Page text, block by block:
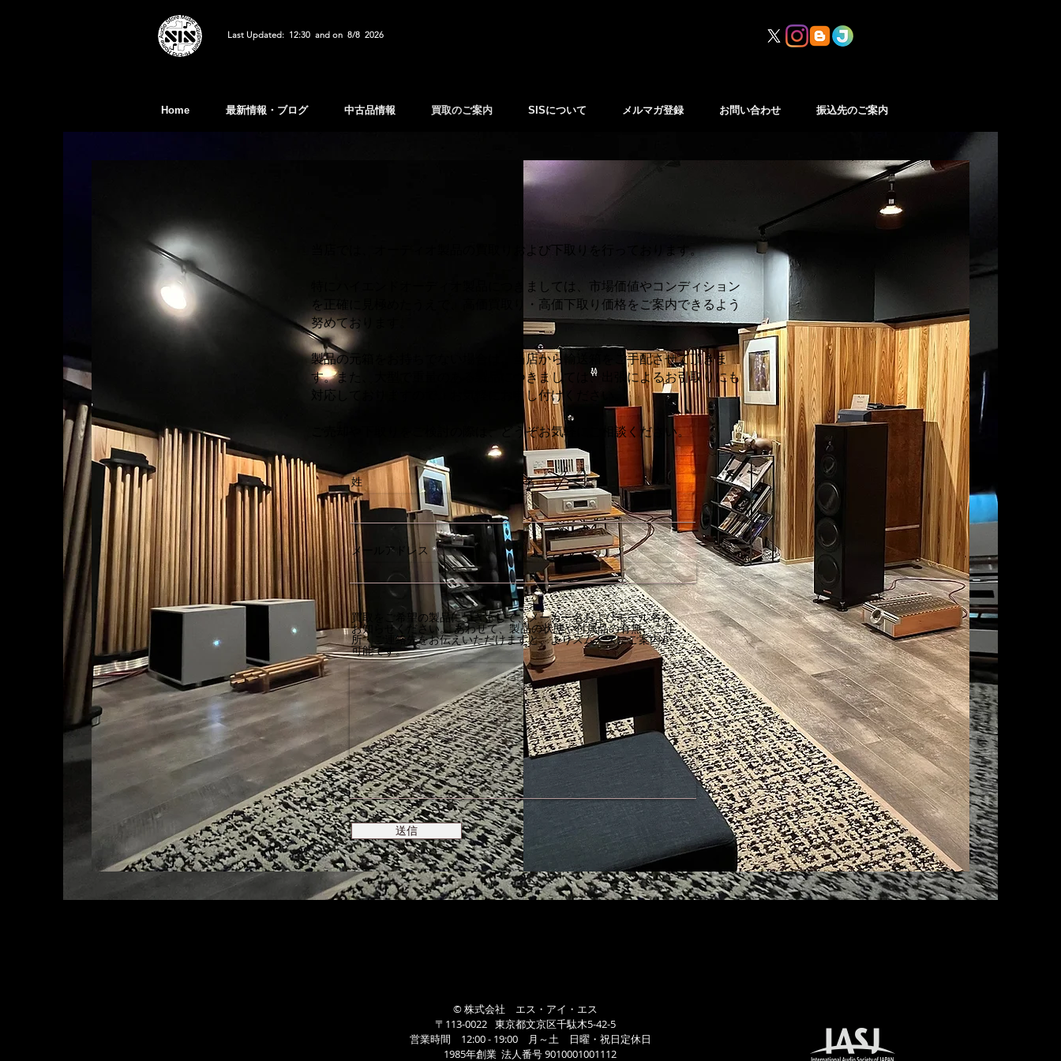
Last Updated: 12:30 and on 8/8 2026
Home 最新情報・ブログ 中古品情報 買取のご案内 SISについて メルマガ登録 お問い合わせ 振込先のご案内
当店では、オーディオ製品の買取りおよび下取りを行っております。
特にハイエンドオーディオ製品につきましては、市場価値やコンディション
を正確に見極めたうえで、高価買取り・高価下取り価格をご案内できるよう
努めております。
製品の元箱をお持ちでない場合は、当店から輸送箱をご手配させて頂きま
す。また、大型で重量のある製品につきましては、出張によるお引取りにも
対応しておりますので、お気軽にお申し付けください。
ご売却や下取りをご検討の際は、どうぞお気軽にご相談ください。
姓 名
メールアドレス
買取をご希望の製品につきまして、メーカー名およびモデル名を
お知らせください。 あわせて、製品の状態や付属品の有無、ご住
所・ご連絡先をお伝えいただけますと、よりスムーズにご案内が
可能です。
送信
© 株式会社 エス・アイ・エス
〒113-0022 東京都文京区千駄木5-42-5
営業時間 12:00 - 19:00 月～土 日曜・祝日定休日
1985年創業 法人番号 9010001001112